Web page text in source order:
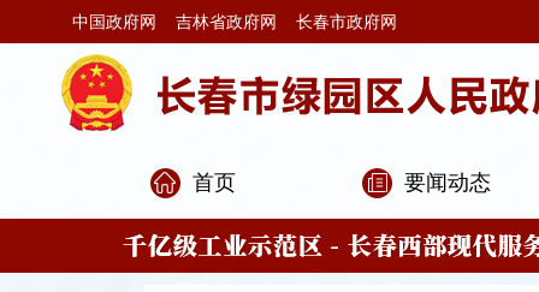
中国政府网 吉林省政府网 长春市政府网
首页 要闻动态